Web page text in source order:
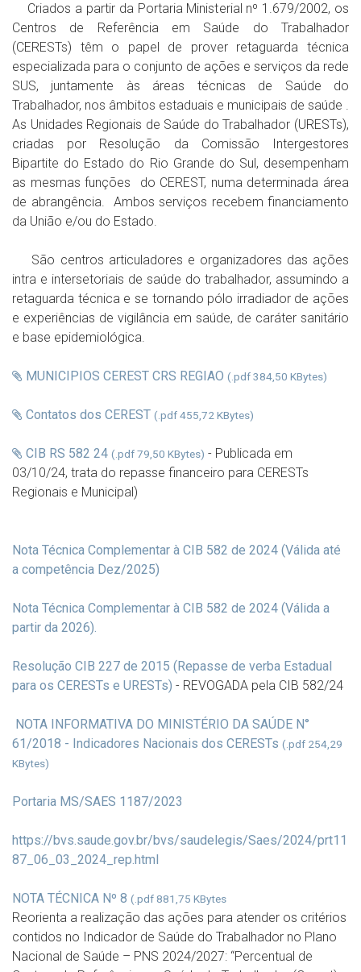
Criados a partir da Portaria Ministerial nº 1.679/2002, os
Centros de Referência em Saúde do Trabalhador
(CERESTs) têm o papel de prover retaguarda técnica
especializada para o conjunto de ações e serviços da rede
SUS, juntamente às áreas técnicas de Saúde do
Trabalhador, nos âmbitos estaduais e municipais de saúde .
As Unidades Regionais de Saúde do Trabalhador (URESTs),
criadas por Resolução da Comissão Intergestores
Bipartite do Estado do Rio Grande do Sul, desempenham
as mesmas funções do CEREST, numa determinada área
de abrangência. Ambos serviços recebem financiamento
da União e/ou do Estado.
São centros articuladores e organizadores das ações
intra e intersetoriais de saúde do trabalhador, assumindo a
retaguarda técnica e se tornando pólo irradiador de ações
e experiências de vigilância em saúde, de caráter sanitário
e base epidemiológica.
MUNICIPIOS CEREST CRS REGIAO (.pdf 384,50 KBytes)
Contatos dos CEREST (.pdf 455,72 KBytes)
CIB RS 582 24 (.pdf 79,50 KBytes) - Publicada em
03/10/24, trata do repasse financeiro para CERESTs
Regionais e Municipal)
Nota Técnica Complementar à CIB 582 de 2024 (Válida até
a competência Dez/2025)
Nota Técnica Complementar à CIB 582 de 2024 (Válida a
partir da 2026).
Resolução CIB 227 de 2015 (Repasse de verba Estadual
para os CERESTs e URESTs) - REVOGADA pela CIB 582/24
NOTA INFORMATIVA DO MINISTÉRIO DA SAÚDE N°
61/2018 - Indicadores Nacionais dos CERESTs (.pdf 254,29
KBytes)
Portaria MS/SAES 1187/2023
https://bvs.saude.gov.br/bvs/saudelegis/Saes/2024/prt11
87_06_03_2024_rep.html
NOTA TÉCNICA Nº 8 (.pdf 881,75 KBytes
Reorienta a realização das ações para atender os critérios
contidos no Indicador de Saúde do Trabalhador no Plano
Nacional de Saúde – PNS 2024/2027: “Percentual de